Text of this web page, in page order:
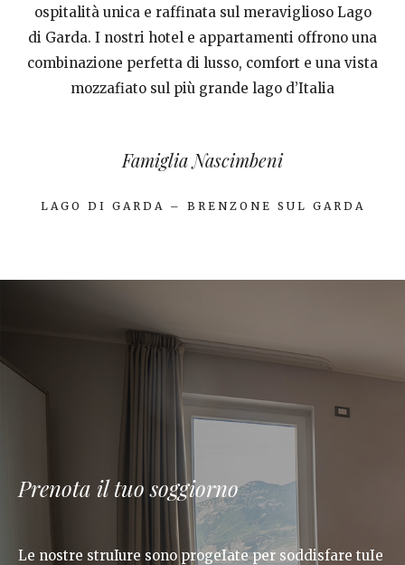
ospitalità unica e raffinata sul meraviglioso Lago
di Garda. I nostri hotel e appartamenti offrono una
combinazione perfetta di lusso, comfort e una vista
mozzafiato sul più grande lago d’Italia
Famiglia Nascimbeni
LAGO DI GARDA – BRENZONE SUL GARDA
Prenota il tuo soggiorno
Le nostre struIure sono progeIate per soddisfare tuIe